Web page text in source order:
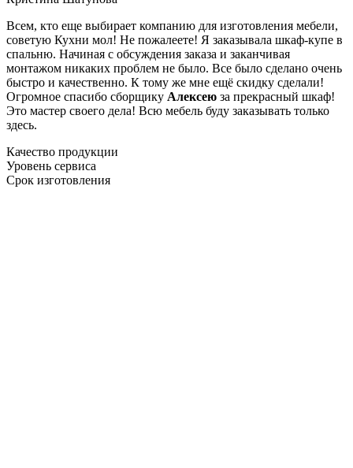
Всем, кто еще выбирает компанию для изготовления мебели,
советую Кухни мол! Не пожалеете! Я заказывала шкаф-купе в
спальню. Начиная с обсуждения заказа и заканчивая
монтажом никаких проблем не было. Все было сделано очень
быстро и качественно. К тому же мне ещё скидку сделали!
Огромное спасибо сборщику Алексею за прекрасный шкаф!
Это мастер своего дела! Всю мебель буду заказывать только
здесь.
Качество продукции
Уровень сервиса
Срок изготовления